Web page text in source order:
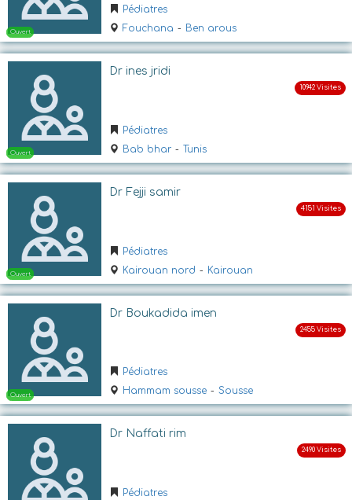
Ouvert
Ouvert
Pédiatres
Fouchana - Ben arous
Dr ines jridi
Pédiatres
Bab bhar - Tunis
Dr Fejji samir
Pédiatres
Kairouan nord - Kairouan
Dr Boukadida imen
Pédiatres
Hammam sousse - Sousse
Dr Naffati rim
Pédiatres